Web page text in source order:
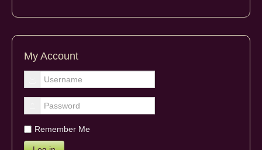
My Account
Remember Me